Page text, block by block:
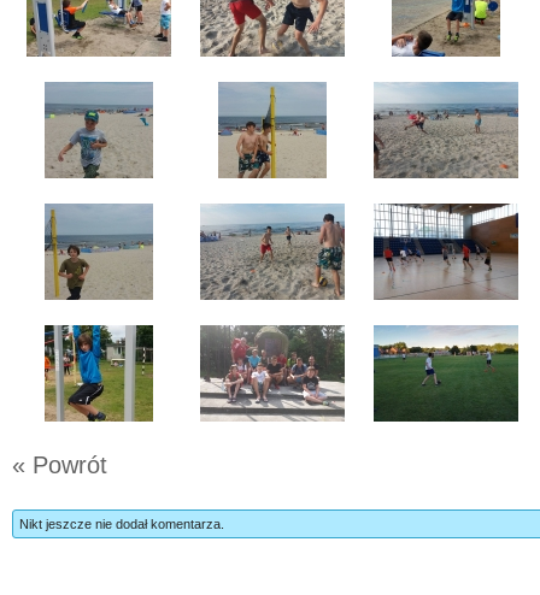
« Powrót
Nikt jeszcze nie dodał komentarza.